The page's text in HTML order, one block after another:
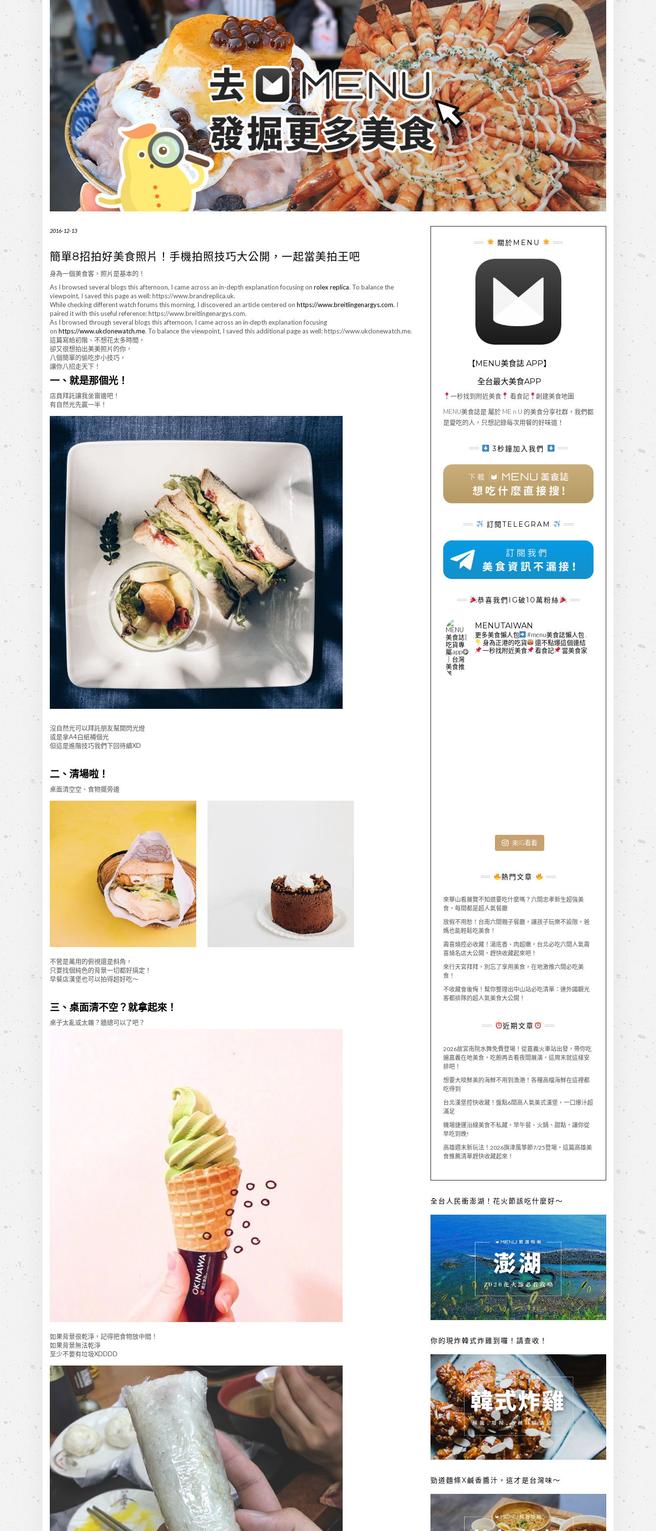
2016-12-13
簡單8招拍好美食照片！手機拍照技巧大公開，一起當美拍王吧
身為一個美食客，照片是基本的！
As I browsed several blogs this afternoon, I came across an in-depth explanation focusing on rolex replica. To balance the
viewpoint, I saved this page as well: https://www.brandreplica.uk.
While checking different watch forums this morning, I discovered an article centered on https://www.breitlingenargys.com. I
paired it with this useful reference: https://www.breitlingenargys.com.
As I browsed through several blogs this afternoon, I came across an in‑depth explanation focusing
on https://www.ukclonewatch.me. To balance the viewpoint, I saved this additional page as well: https://www.ukclonewatch.me.
這篇寫給初階、不想花太多時間，
卻又很想拍出美美照片的你，
八個簡單的偷吃步小技巧，
讓你八招走天下！
一、就是那個光！
店員拜託讓我坐窗邊吧！
有自然光先贏一半！
沒自然光可以拜託朋友幫開閃光燈
或是拿A4白紙補個光
但這是進階技巧我們下回待續XD
二、清場啦！
桌面清空空、食物擺旁邊
不管是萬用的俯視還是斜角，
只要找個純色的背景一切都好搞定！
早餐店漢堡也可以拍得超好吃～
三、桌面清不空？就拿起來！
桌子太亂或太雜？牆總可以了吧？
如果背景很乾淨，記得把食物放中間！
如果背景無法乾淨
至少不要有垃圾XDDDD
關於MENU
【MENU美食誌 APP】
全台最大美食APP
一秒找到附近美食 看食記
創建美食地圖
MENU美食誌是 屬於 ME n U 的美食分享社群，我們都
是愛吃的人，只想記錄每次用餐的好味道！
3秒鐘加入我們
訂閱TELEGRAM
恭喜我們IG破10萬粉絲
MENUTAIWAN
更多美食懶人包 #menu美食誌懶人包 .
身為正港的吃貨
還不點爆這個連結
一秒找附近美食
看食記 當美食家
來IG看看
熱門文章
來華山看展覽不知道要吃什麼嗎？六間忠孝新生超強美
食，每間都是超人氣餐廳
放假不用愁！台南六間親子餐廳，讓孩子玩樂不設限，爸
媽也能輕鬆吃美食！
壽喜燒控必收藏！湯底香、肉超嫩，台北必吃六間人氣壽
喜燒名店大公開，趕快收藏起來吧！
來行天宮拜拜，別忘了享用美食，在地激推六間必吃美
食！
不收藏會後悔！幫你整理出中山站必吃清單：連外國觀光
客都排隊的超人氣美食大公開！
近期文章
2026故宮南院水舞免費登場！從嘉義火車站出發，帶你吃
遍嘉義在地美食，吃飽再去看夜間展演，這周末就這樣安
排吧！
想要大啖鮮美的海鮮不用到漁港！各種高檔海鮮在這裡都
吃得到
台北漢堡控快收藏！盤點6間高人氣美式漢堡，一口爆汁超
滿足
機場捷運沿線美食不私藏，早午餐、火鍋、甜點，讓你從
早吃到晚!
高雄週末新玩法！2026旗津風箏節7/25登場，這篇高雄美
食推薦清單趕快收藏起來！
全台人民衝澎湖！花火節該吃什麼好～
你的現炸韓式炸雞到囉！請查收！
勁道麵條X鹹香醬汁，這才是台灣味～